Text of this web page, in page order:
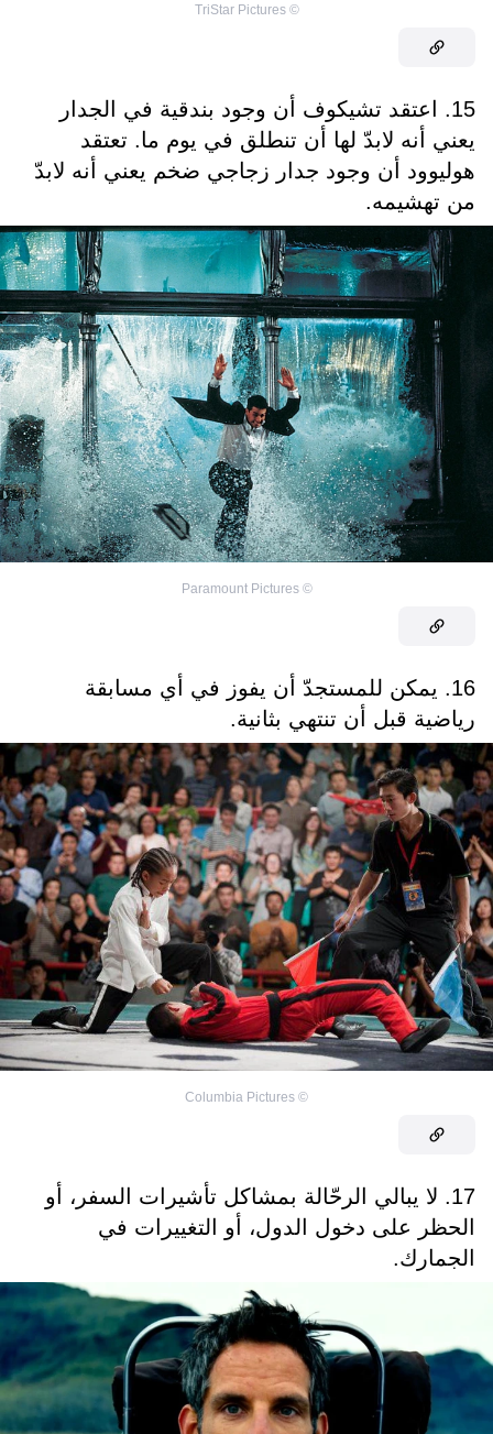
©
TriStar Pictures
15. اعتقد تشيكوف أن وجود بندقية في الجدار
يعني أنه لابدّ لها أن تنطلق في يوم ما. تعتقد
هوليوود أن وجود جدار زجاجي ضخم يعني أنه لابدّ
من تهشيمه.
©
Paramount Pictures
16. يمكن للمستجدّ أن يفوز في أي مسابقة
رياضية قبل أن تنتهي بثانية.
©
Columbia Pictures
17. لا يبالي الرحّالة بمشاكل تأشيرات السفر، أو
الحظر على دخول الدول، أو التغييرات في
الجمارك.